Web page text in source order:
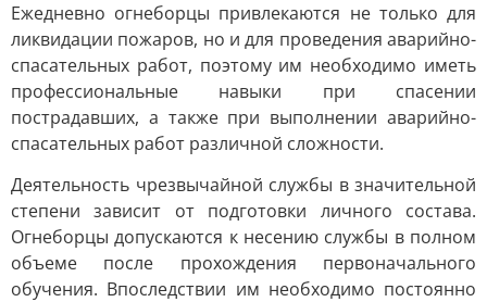
Ежедневно огнеборцы привлекаются не только для
ликвидации пожаров, но и для проведения аварийно-
спасательных работ, поэтому им необходимо иметь
профессиональные навыки при спасении
пострадавших, а также при выполнении аварийно-
спасательных работ различной сложности.
Деятельность чрезвычайной службы в значительной
степени зависит от подготовки личного состава.
Огнеборцы допускаются к несению службы в полном
объеме после прохождения первоначального
обучения. Впоследствии им необходимо постоянно